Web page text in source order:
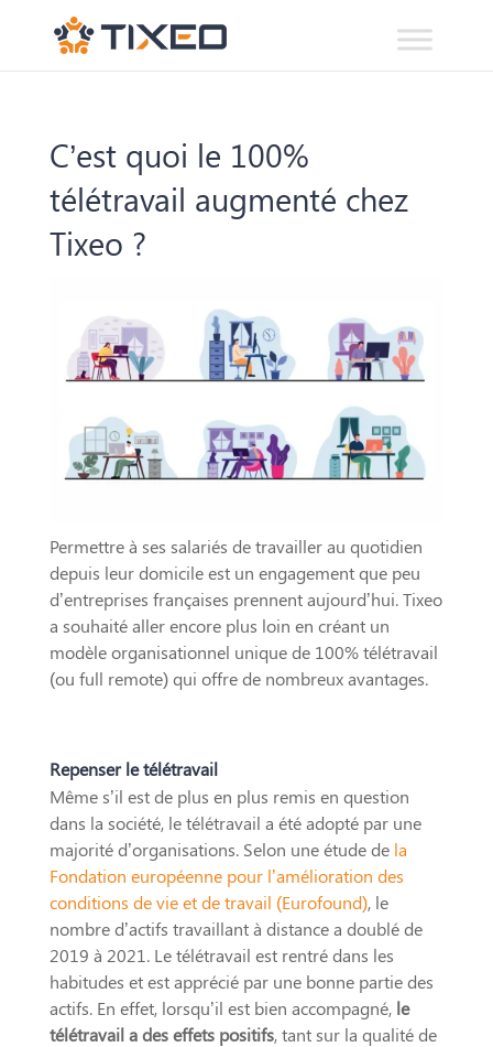
C’est quoi le 100%
télétravail augmenté chez
Tixeo ?
Permettre à ses salariés de travailler au quotidien
depuis leur domicile est un engagement que peu
d’entreprises françaises prennent aujourd’hui. Tixeo
a souhaité aller encore plus loin en créant un
modèle organisationnel unique de 100% télétravail
(ou full remote) qui offre de nombreux avantages.
Repenser le télétravail
Même s’il est de plus en plus remis en question
dans la société, le télétravail a été adopté par une
majorité d’organisations. Selon une étude de la
Fondation européenne pour l’amélioration des
conditions de vie et de travail (Eurofound), le
nombre d’actifs travaillant à distance a doublé de
2019 à 2021. Le télétravail est rentré dans les
habitudes et est apprécié par une bonne partie des
actifs. En effet, lorsqu’il est bien accompagné, le
télétravail a des effets positifs, tant sur la qualité de